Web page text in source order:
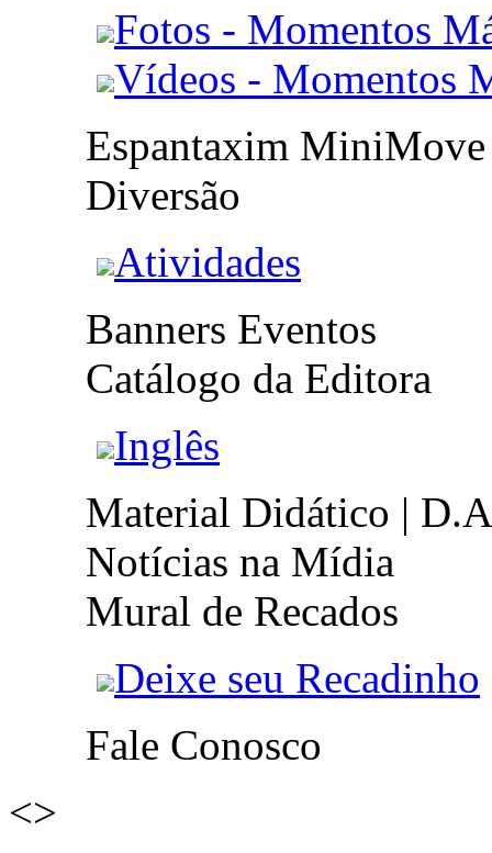
Fotos - Momentos
Vídeos - Momentos
Espantaxim MiniMove
Diversão
Atividades
Banners Eventos
Catálogo da Editora
Inglês
Material Didático |
Notícias na Mídia
Mural de Recados
Deixe seu Recadinho
Fale Conosco
<>